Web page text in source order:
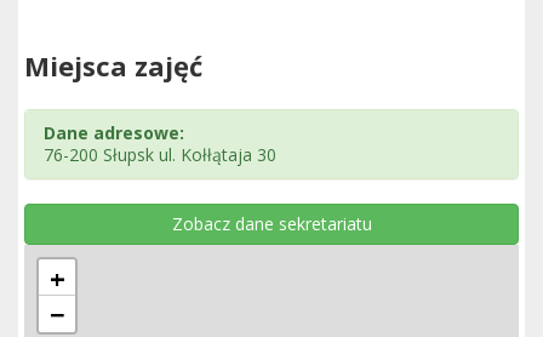
Miejsca zajęć
Dane adresowe:
76-200 Słupsk ul. Kołłątaja 30
Zobacz dane sekretariatu
+
−